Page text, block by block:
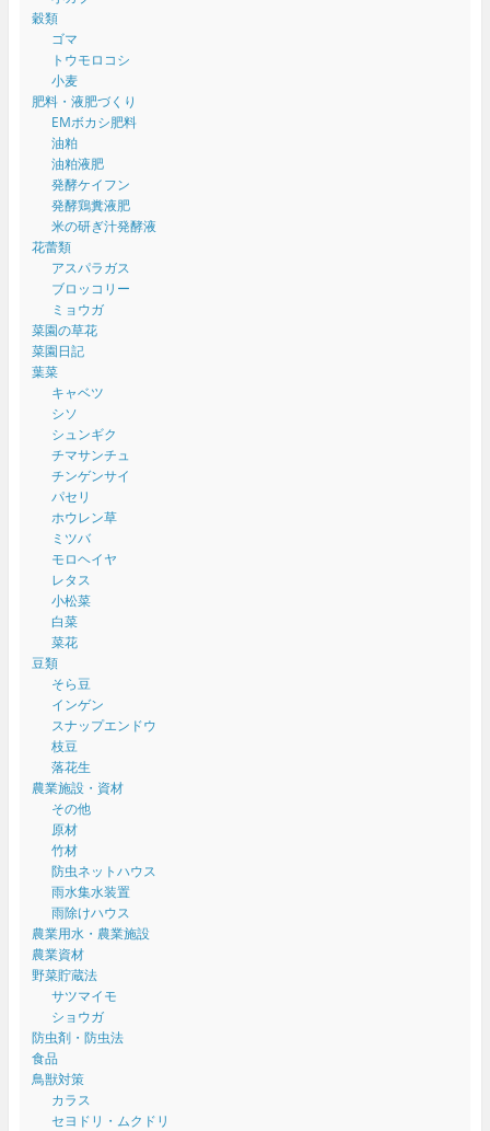
穀類
ゴマ
トウモロコシ
小麦
肥料・液肥づくり
EMボカシ肥料
油粕
油粕液肥
発酵ケイフン
発酵鶏糞液肥
米の研ぎ汁発酵液
花蕾類
アスパラガス
ブロッコリー
ミョウガ
菜園の草花
菜園日記
葉菜
キャベツ
シソ
シュンギク
チマサンチュ
チンゲンサイ
パセリ
ホウレン草
ミツバ
モロヘイヤ
レタス
小松菜
白菜
菜花
豆類
そら豆
インゲン
スナップエンドウ
枝豆
落花生
農業施設・資材
その他
原材
竹材
防虫ネットハウス
雨水集水装置
雨除けハウス
農業用水・農業施設
農業資材
野菜貯蔵法
サツマイモ
ショウガ
防虫剤・防虫法
食品
鳥獣対策
カラス
セヨドリ・ムクドリ